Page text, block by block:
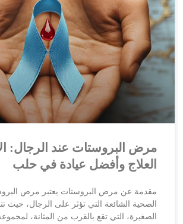
مرض البروستات عند الرجال:
العلاج وأفضل عيادة في حلب
مقدمة عن مرض البروستات يعتبر مرض
الصحية الشائعة التي تؤثر على الرجال، حيث
الصغيرة، التي تقع بالقرب من المثانة،